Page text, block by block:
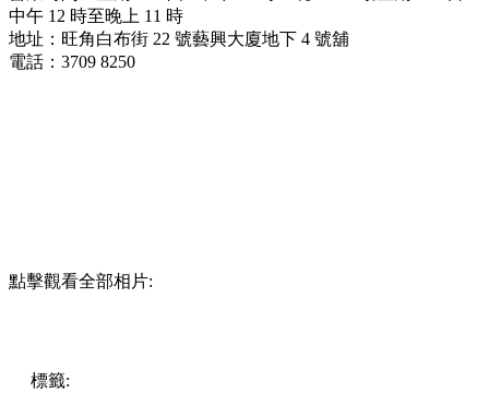
中午 12 時至晚上 11 時
地址：旺角白布街 22 號藝興大廈地下 4 號舖
電話：3709 8250
點擊觀看全部相片:
標籤: